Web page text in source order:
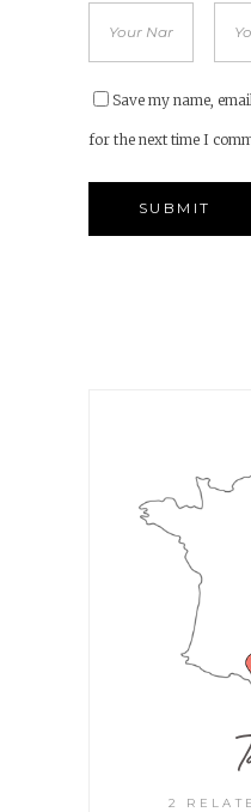
Save my name,
for the next time I
2